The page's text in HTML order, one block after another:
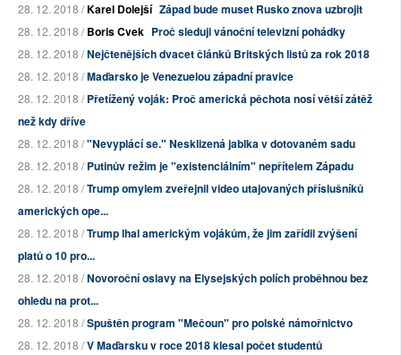
28. 12. 2018 /Karel Dolejší Západ bude muset Rusko znova uzbrojit
28. 12. 2018 /Boris Cvek Proč sleduji vánoční televizní pohádky
28. 12. 2018 /Nejčtenějších dvacet článků Britských listů za rok 2018
28. 12. 2018 /Maďarsko je Venezuelou západní pravice
28. 12. 2018 /Přetížený voják: Proč americká pěchota nosí větší zátěž
než kdy dříve
28. 12. 2018 /"Nevyplácí se." Nesklizená jablka v dotovaném sadu
28. 12. 2018 /Putinův režim je "existenciálním" nepřítelem Západu
28. 12. 2018 /Trump omylem zveřejnil video utajovaných příslušníků
amerických ope...
28. 12. 2018 /Trump lhal americkým vojákům, že jim zařídil zvýšení
platů o 10 pro...
28. 12. 2018 /Novoroční oslavy na Elysejských polích proběhnou bez
ohledu na prot...
28. 12. 2018 /Spuštěn program "Mečoun" pro polské námořnictvo
28. 12. 2018 /V Maďarsku v roce 2018 klesal počet studentů